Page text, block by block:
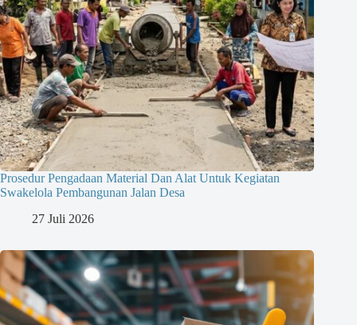
Prosedur Pengadaan Material Dan Alat Untuk Kegiatan
Swakelola Pembangunan Jalan Desa
27 Juli 2026